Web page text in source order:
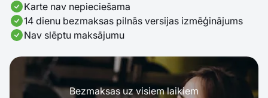
Karte nav nepieciešama
14 dienu bezmaksas pilnās versijas izmēģinājums
Nav slēptu maksājumu
Bezmaksas uz visiem laikiem